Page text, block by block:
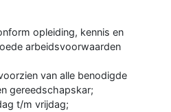
opleiding, kennis en
arbeidsvoorwaarden
van alle benodigde
gereedschapskar;
t/m vrijdag;